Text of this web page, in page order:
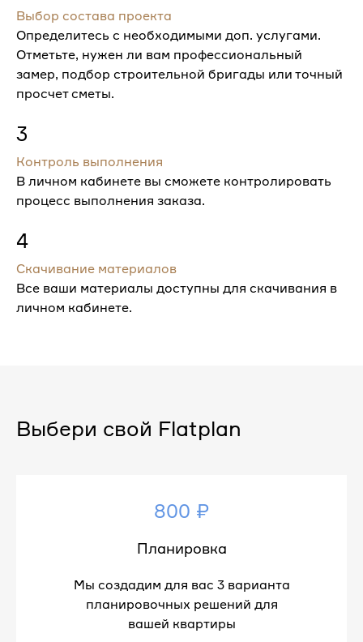
Выбор состава проекта
Определитесь с необходимыми доп. услугами.
Отметьте, нужен ли вам профессиональный
замер, подбор строительной бригады или точный
просчет сметы.
3
Контроль выполнения
В личном кабинете вы сможете контролировать
процесс выполнения заказа.
4
Скачивание материалов
Все ваши материалы доступны для скачивания в
личном кабинете.
Выбери свой Flatplan
800 ₽
Планировка
Мы создадим для вас 3 варианта
планировочных решений для
вашей квартиры